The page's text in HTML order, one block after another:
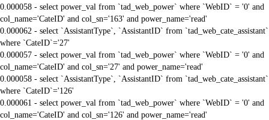
0.000058 - select power_val from `tad_web_power` where `WebID` = '0' and
col_name='CateID' and col_sn='163' and power_name='read'
0.000062 - select `AssistantType`, `AssistantID` from `tad_web_cate_assistant`
where `CateID`='27'
0.000057 - select power_val from `tad_web_power` where `WebID` = '0' and
col_name='CateID' and col_sn='27' and power_name='read'
0.000058 - select `AssistantType`, `AssistantID` from `tad_web_cate_assistant`
where `CateID`='126'
0.000061 - select power_val from `tad_web_power` where `WebID` = '0' and
col_name='CateID' and col_sn='126' and power_name='read'